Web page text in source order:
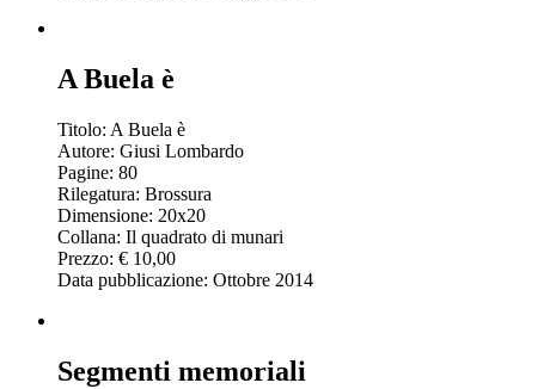
A Buela è
Titolo: A Buela è
Autore: Giusi Lombardo
Pagine: 80
Rilegatura: Brossura
Dimensione: 20x20
Collana: Il quadrato di munari
Prezzo: € 10,00
Data pubblicazione: Ottobre 2014
Segmenti memoriali